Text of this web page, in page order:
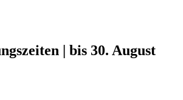
| bis 30. August